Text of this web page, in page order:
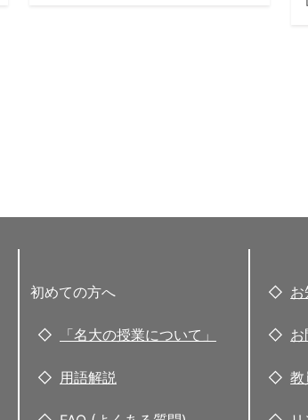
初めての方へ
「名大の授業について」
用語解説 教